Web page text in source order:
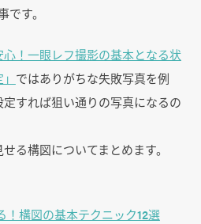
です。
！一眼レフ撮影の基本となる状
ではありがちな失敗写真を例
すれば狙い通りの写真になるの
る構図についてまとめます。
！構図の基本テクニック12選